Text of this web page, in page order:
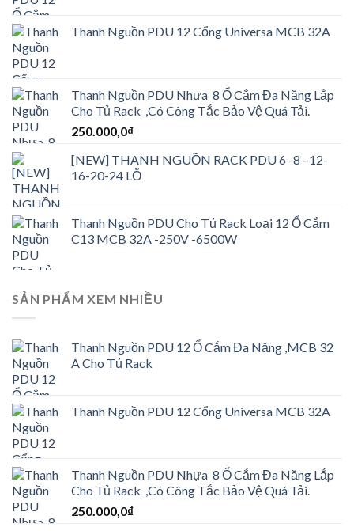
Thanh Nguồn PDU 12 Cổng Universa MCB 32A
Thanh Nguồn PDU Nhựa 8 Ổ Cắm Đa Năng Lắp
Cho Tủ Rack ,Có Công Tắc Bảo Vệ Quá Tải.
250.000,0₫
[NEW] THANH NGUỒN RACK PDU 6 -8 –12-
16-20-24 LỖ
Thanh Nguồn PDU Cho Tủ Rack Loại 12 Ổ Cắm
C13 MCB 32A -250V -6500W
SẢN PHẨM XEM NHIỀU
Thanh Nguồn PDU 12 Ổ Cắm Đa Năng ,MCB 32
A Cho Tủ Rack
Thanh Nguồn PDU 12 Cổng Universa MCB 32A
Thanh Nguồn PDU Nhựa 8 Ổ Cắm Đa Năng Lắp
Cho Tủ Rack ,Có Công Tắc Bảo Vệ Quá Tải.
250.000,0₫